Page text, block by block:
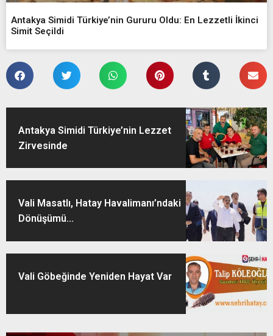
Antakya Simidi Türkiye’nin Gururu Oldu: En Lezzetli İkinci
Simit Seçildi
Antakya Simidi Türkiye’nin Lezzet
Zirvesinde
Vali Masatlı, Hatay Havalimanı’ndaki
Dönüşümü...
Vali Göbeğinde Yeniden Hayat Var